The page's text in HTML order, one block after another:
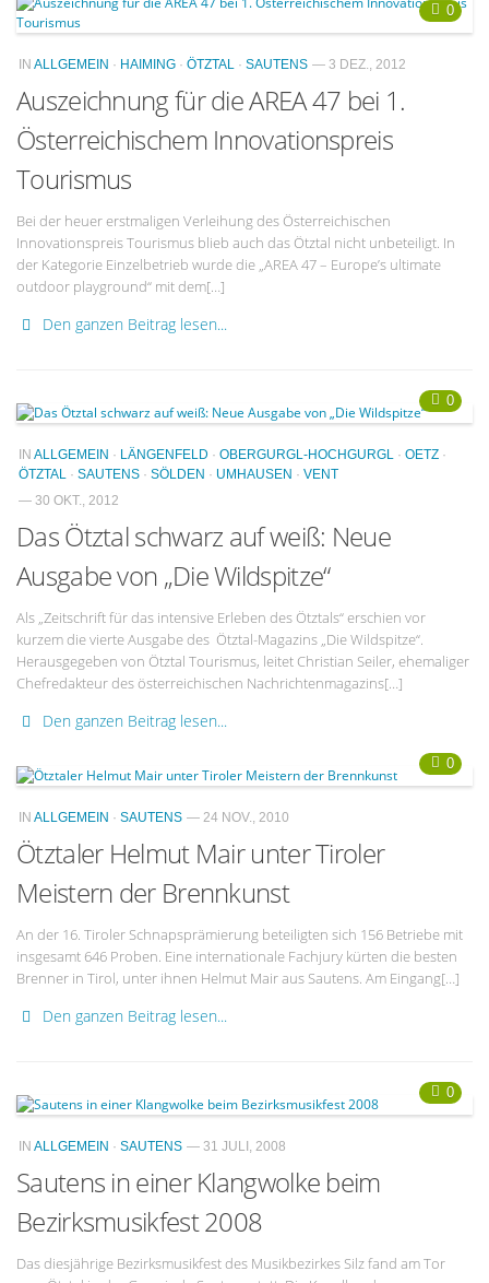
0
IN ALLGEMEIN · HAIMING · ÖTZTAL · SAUTENS — 3 DEZ., 2012
Auszeichnung für die AREA 47 bei 1.
Österreichischem Innovationspreis
Tourismus
Bei der heuer erstmaligen Verleihung des Österreichischen
Innovationspreis Tourismus blieb auch das Ötztal nicht unbeteiligt. In
der Kategorie Einzelbetrieb wurde die „AREA 47 – Europe’s ultimate
outdoor playground“ mit dem[…]
Den ganzen Beitrag lesen...
0
IN ALLGEMEIN · LÄNGENFELD · OBERGURGL-HOCHGURGL · OETZ ·
ÖTZTAL · SAUTENS · SÖLDEN · UMHAUSEN · VENT
— 30 OKT., 2012
Das Ötztal schwarz auf weiß: Neue
Ausgabe von „Die Wildspitze“
Als „Zeitschrift für das intensive Erleben des Ötztals“ erschien vor
kurzem die vierte Ausgabe des Ötztal-Magazins „Die Wildspitze“.
Herausgegeben von Ötztal Tourismus, leitet Christian Seiler, ehemaliger
Chefredakteur des österreichischen Nachrichtenmagazins[…]
Den ganzen Beitrag lesen...
0
IN ALLGEMEIN · SAUTENS — 24 NOV., 2010
Ötztaler Helmut Mair unter Tiroler
Meistern der Brennkunst
An der 16. Tiroler Schnapsprämierung beteiligten sich 156 Betriebe mit
insgesamt 646 Proben. Eine internationale Fachjury kürten die besten
Brenner in Tirol, unter ihnen Helmut Mair aus Sautens. Am Eingang[…]
Den ganzen Beitrag lesen...
0
IN ALLGEMEIN · SAUTENS — 31 JULI, 2008
Sautens in einer Klangwolke beim
Bezirksmusikfest 2008
Das diesjährige Bezirksmusikfest des Musikbezirkes Silz fand am Tor